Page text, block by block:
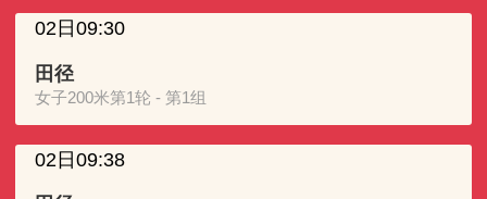
02日09:30
田径
女子200米第1轮 - 第1组
02日09:38